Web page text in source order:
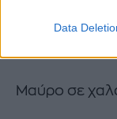
Data
Μαύρο σε